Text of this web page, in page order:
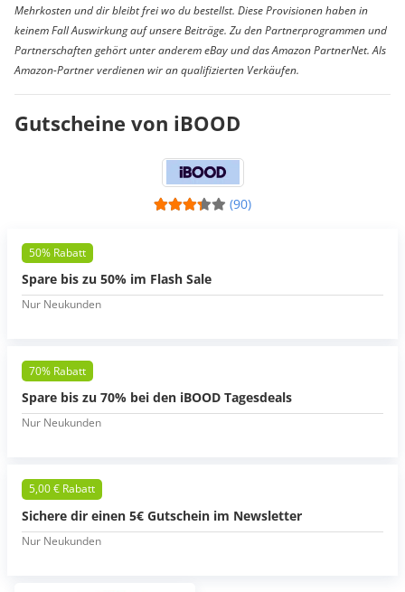
Mehrkosten und dir bleibt frei wo du bestellst. Diese Provisionen haben in
keinem Fall Auswirkung auf unsere Beiträge. Zu den Partnerprogrammen und
Partnerschaften gehört unter anderem eBay und das Amazon PartnerNet. Als
Amazon-Partner verdienen wir an qualifizierten Verkäufen.
Gutscheine von iBOOD
(90)
50% Rabatt
Spare bis zu 50% im Flash Sale
Nur Neukunden
70% Rabatt
Spare bis zu 70% bei den iBOOD Tagesdeals
Nur Neukunden
5,00 € Rabatt
Sichere dir einen 5€ Gutschein im Newsletter
Nur Neukunden